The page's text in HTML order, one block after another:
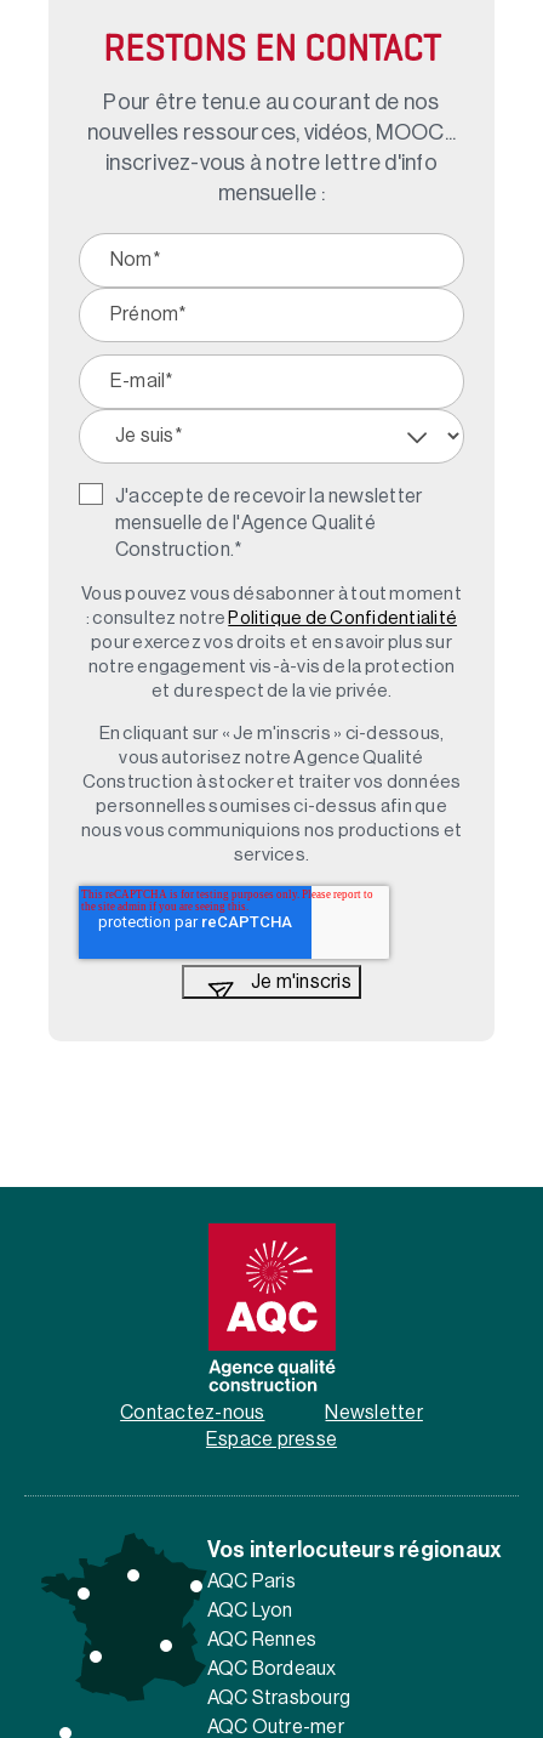
RESTONS EN CONTACT
Pour être tenu.e au courant de nos
nouvelles ressources, vidéos, MOOC...
inscrivez-vous à notre lettre d'info
mensuelle :
J'accepte de recevoir la newsletter
mensuelle de l'Agence Qualité
Construction. *
Vous pouvez vous désabonner à tout moment
: consultez notre Politique de Confidentialité
pour exercez vos droits et en savoir plus sur
notre engagement vis-à-vis de la protection
et du respect de la vie privée.
En cliquant sur « Je m'inscris » ci-dessous,
vous autorisez notre Agence Qualité
Construction à stocker et traiter vos données
personnelles soumises ci-dessus afin que
nous vous communiquions nos productions et
services.
Contactez-nous
Newsletter
Espace presse
Vos interlocuteurs régionaux
AQC Paris
AQC Lyon
AQC Rennes
AQC Bordeaux
AQC Strasbourg
AQC Outre-mer